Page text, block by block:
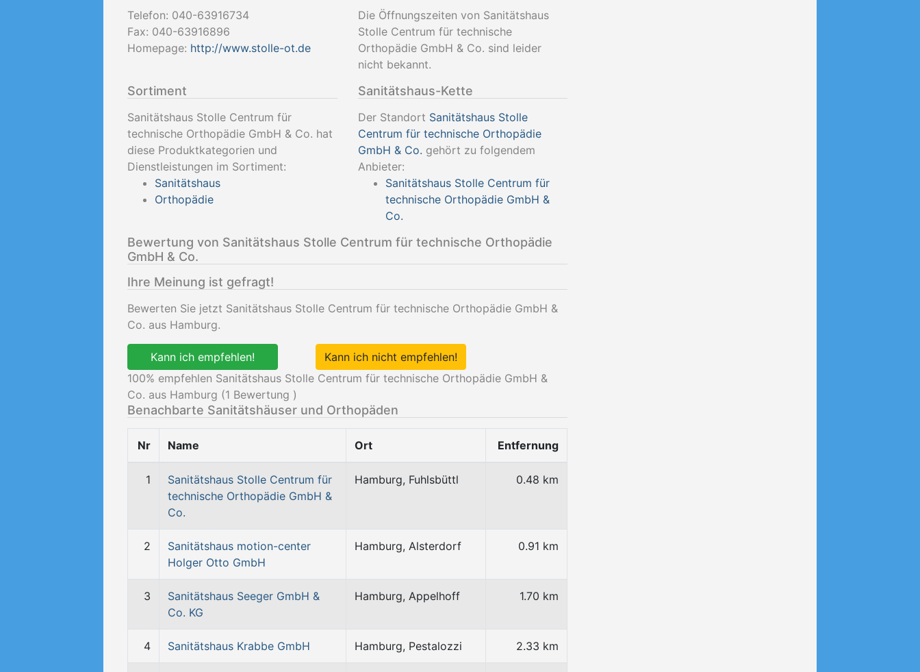
Telefon: 040-63916734
Fax: 040-63916896
Homepage: http://www.stolle-ot.de
Die Öffnungszeiten von Sanitätshaus
Stolle Centrum für technische
Orthopädie GmbH & Co. sind leider
nicht bekannt.
Sortiment
Sanitätshaus Stolle Centrum für
technische Orthopädie GmbH & Co. hat
diese Produktkategorien und
Dienstleistungen im Sortiment:
Sanitätshaus
Orthopädie
Sanitätshaus-Kette
Der Standort Sanitätshaus Stolle
Centrum für technische Orthopädie
GmbH & Co. gehört zu folgendem
Anbieter:
Sanitätshaus Stolle Centrum für
technische Orthopädie GmbH &
Co.
Bewertung von Sanitätshaus Stolle Centrum für technische Orthopädie
GmbH & Co.
Ihre Meinung ist gefragt!
Bewerten Sie jetzt Sanitätshaus Stolle Centrum für technische Orthopädie GmbH &
Co. aus Hamburg.
Kann ich empfehlen!
Kann ich nicht empfehlen!
100% empfehlen Sanitätshaus Stolle Centrum für technische Orthopädie GmbH &
Co. aus Hamburg (1 Bewertung )
Benachbarte Sanitätshäuser und Orthopäden
Nr Name Ort Entfernung
1
Sanitätshaus Stolle Centrum für
technische Orthopädie GmbH &
Co.
Hamburg, Fuhlsbüttl 0.48 km
2
Sanitätshaus motion-center
Holger Otto GmbH
Hamburg, Alsterdorf 0.91 km
3
Sanitätshaus Seeger GmbH &
Co. KG
Hamburg, Appelhoff 1.70 km
4 Sanitätshaus Krabbe GmbH Hamburg, Pestalozzi 2.33 km